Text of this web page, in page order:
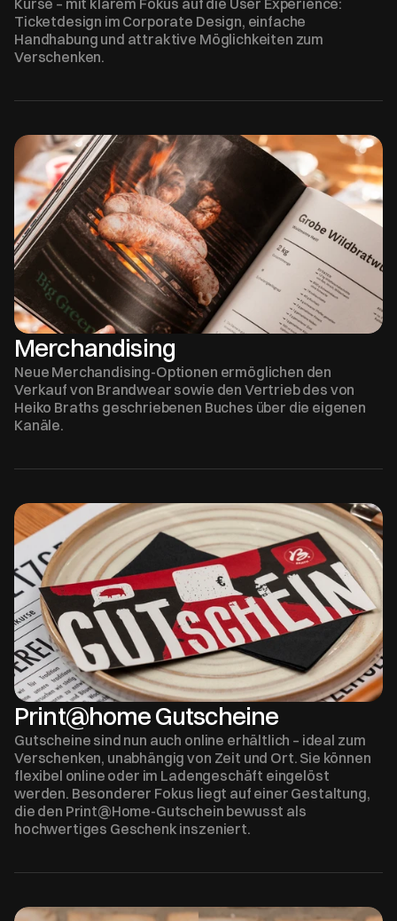
Kurse – mit klarem Fokus auf die User Experience:
Ticketdesign im Corporate Design, einfache
Handhabung und attraktive Möglichkeiten zum
Verschenken.
Merchandising
Neue Merchandising-Optionen ermöglichen den
Verkauf von Brandwear sowie den Vertrieb des von
Heiko Braths geschriebenen Buches über die eigenen
Kanäle.
Print@home Gutscheine
Gutscheine sind nun auch online erhältlich – ideal zum
Verschenken, unabhängig von Zeit und Ort. Sie können
flexibel online oder im Ladengeschäft eingelöst
werden. Besonderer Fokus liegt auf einer Gestaltung,
die den Print@Home-Gutschein bewusst als
hochwertiges Geschenk inszeniert.